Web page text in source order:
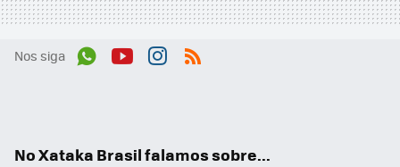
Nos siga
No Xataka Brasil falamos sobre...